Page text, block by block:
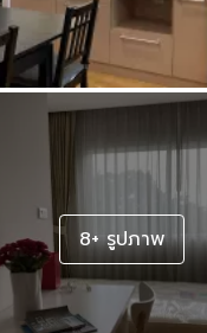
8+ รูปภาพ